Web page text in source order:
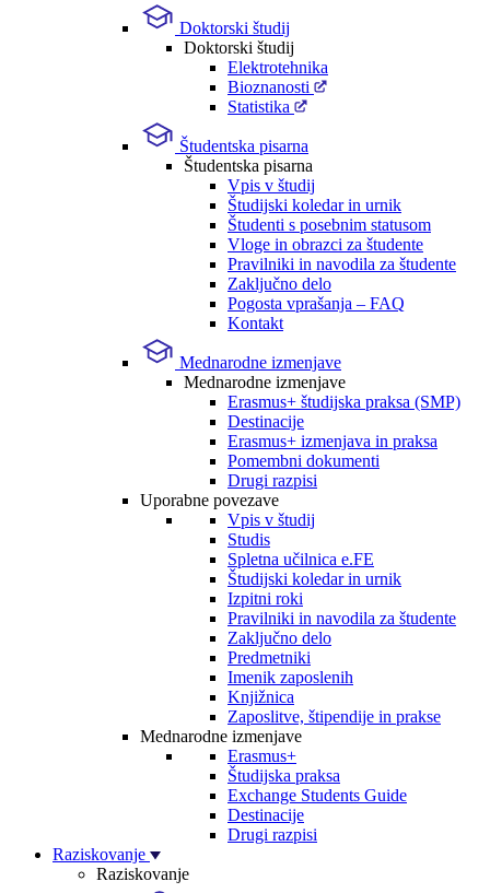
Doktorski študij
Doktorski študij
Elektrotehnika
Bioznanosti
Statistika
Študentska pisarna
Študentska pisarna
Vpis v študij
Študijski koledar in urnik
Študenti s posebnim statusom
Vloge in obrazci za študente
Pravilniki in navodila za študente
Zaključno delo
Pogosta vprašanja – FAQ
Kontakt
Mednarodne izmenjave
Mednarodne izmenjave
Erasmus+ študijska praksa (SMP)
Destinacije
Erasmus+ izmenjava in praksa
Pomembni dokumenti
Drugi razpisi
Uporabne povezave
Vpis v študij
Studis
Spletna učilnica e.FE
Študijski koledar in urnik
Izpitni roki
Pravilniki in navodila za študente
Zaključno delo
Predmetniki
Imenik zaposlenih
Knjižnica
Zaposlitve, štipendije in prakse
Mednarodne izmenjave
Erasmus+
Študijska praksa
Exchange Students Guide
Destinacije
Drugi razpisi
Raziskovanje
Raziskovanje